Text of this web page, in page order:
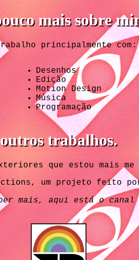
mais sobre
principalmente com:
Desenhos
Edição
Motion Design
Música
Programação
outros trabalhos.
que estou mais me
um projeto feito
mais, aqui está o canal